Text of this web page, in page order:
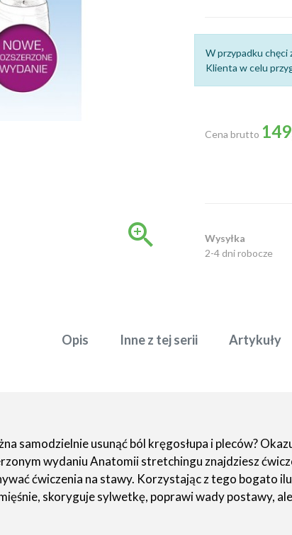

W przypadku chęci
Klienta w celu
Cena brutto
Wysyłka
2-4 dni robocze
Opis Inne z tej serii Artykuły
samodzielnie usunąć ból kręgosłupa i pleców?
wydaniu Anatomii stretchingu znajdziesz
ćwiczenia na stawy. Korzystając z tego
skoryguje sylwetkę, poprawi wady postawy,